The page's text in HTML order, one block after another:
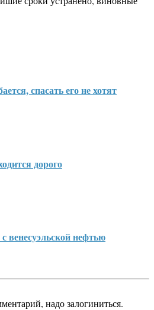
спасать его не хотят
дорого
венесуэльской нефтью
надо залогиниться.